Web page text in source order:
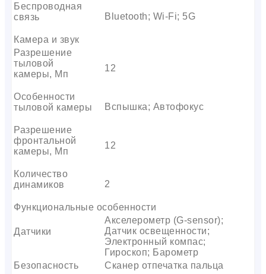
Беспроводная
связь
Bluetooth; Wi-Fi; 5G
Камера и звук
Разрешение
тыловой
камеры, Мп
12
Особенности
тыловой камеры
Вспышка; Автофокус
Разрешение
фронтальной
камеры, Мп
12
Количество
динамиков
2
Функциональные особенности
Датчики
Акселерометр (G-sensor);
Датчик освещенности;
Электронный компас;
Гироскоп; Барометр
Безопасность
Сканер отпечатка пальца